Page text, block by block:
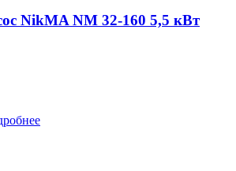
NikMA NM 32-160 5,5 кВт